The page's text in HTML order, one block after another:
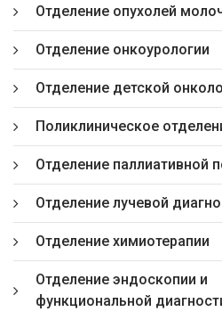
Отделение опухолей
Отделение онкоурологии
Отделение детской
Поликлиническое
Отделение паллиативной
Отделение лучевой
Отделение химиотерапии
Отделение эндоскопии и
функциональной